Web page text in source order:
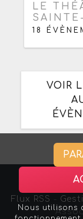
LE
18
VOIR
Flux RSS
Nous utilisons